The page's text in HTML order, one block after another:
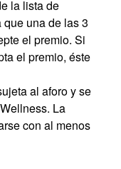
la lista de
una de las 3
el premio. Si
el premio, éste
al aforo y se
La
con al menos